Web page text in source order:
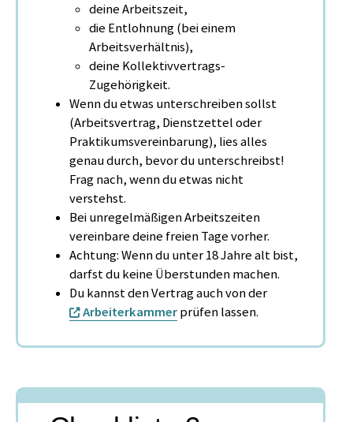
deine Arbeitszeit,
die Entlohnung (bei einem
Arbeitsverhältnis),
deine Kollektivvertrags-
Zugehörigkeit.
Wenn du etwas unterschreiben sollst
(Arbeitsvertrag, Dienstzettel oder
Praktikumsvereinbarung), lies alles
genau durch, bevor du unterschreibst!
Frag nach, wenn du etwas nicht
verstehst.
Bei unregelmäßigen Arbeitszeiten
vereinbare deine freien Tage vorher.
Achtung: Wenn du unter 18 Jahre alt bist,
darfst du keine Überstunden machen.
Du kannst den Vertrag auch von der
Arbeiterkammerprüfen lassen.